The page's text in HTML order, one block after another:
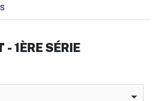
- 1ÈRE SÉRIE